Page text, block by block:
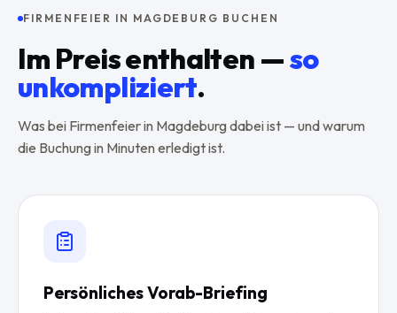
FIRMENFEIER IN MAGDEBURG BUCHEN
Im Preis enthalten —so
unkompliziert.
Was bei Firmenfeier in Magdeburg dabei ist — und warum
die Buchung in Minuten erledigt ist.
Persönliches Vorab-Briefing